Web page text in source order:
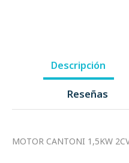
Descripción
Reseñas
MOTOR CANTONI 1,5KW